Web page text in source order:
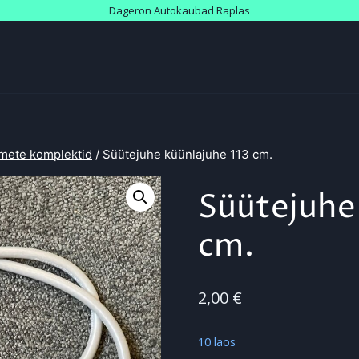
Dageron Autokaubad Raplas
komplektid / Süütejuhe küünlajuhe 113 cm.
cm.
2,00 €
10 laos